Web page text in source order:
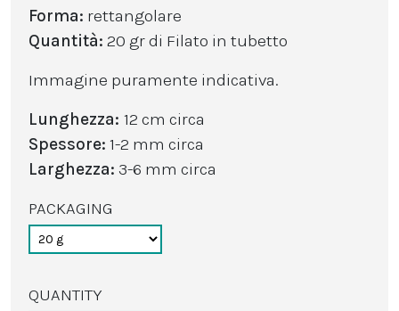
Forma: rettangolare
Quantità: 20 gr di Filato in tubetto
Immagine puramente indicativa.
Lunghezza: 12 cm circa
Spessore: 1-2 mm circa
Larghezza: 3-6 mm circa
PACKAGING
QUANTITY